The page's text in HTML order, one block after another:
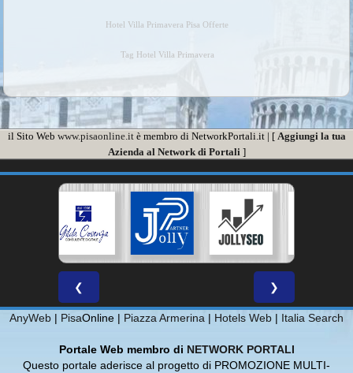
Hotel Villa Primavera Pisa Offerte
Tag Hotel Villa Primavera
il Sito Web www.pisaonline.itè membro di NetworkPortali.it | [ Aggiungi la tua
Azienda al Network di Portali]
❮ ❯
AnyWeb | PisaOnline | Piazza Armerina | Hotels Web | Italia Search
Portale Web membro di NETWORK PORTALI
Questo portale aderisce al progetto di PROMOZIONE MULTI-